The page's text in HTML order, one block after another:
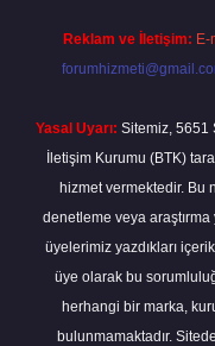
Reklam ve İletişim: E-
Yasal Uyarı: Sitemiz, 5651
İletişim Kurumu (BTK)
hizmet vermektedir. Bu
denetleme veya
üyelerimiz yazdıkları
üye olarak bu
herhangi bir marka,
bulunmamaktadır.